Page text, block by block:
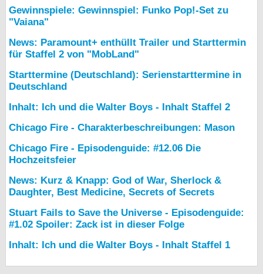
Gewinnspiele: Gewinnspiel: Funko Pop!-Set zu
"Vaiana"
News: Paramount+ enthüllt Trailer und Starttermin
für Staffel 2 von "MobLand"
Starttermine (Deutschland): Serienstarttermine in
Deutschland
Inhalt: Ich und die Walter Boys - Inhalt Staffel 2
Chicago Fire - Charakterbeschreibungen: Mason
Chicago Fire - Episodenguide: #12.06 Die
Hochzeitsfeier
News: Kurz & Knapp: God of War, Sherlock &
Daughter, Best Medicine, Secrets of Secrets
Stuart Fails to Save the Universe - Episodenguide:
#1.02 Spoiler: Zack ist in dieser Folge
Inhalt: Ich und die Walter Boys - Inhalt Staffel 1